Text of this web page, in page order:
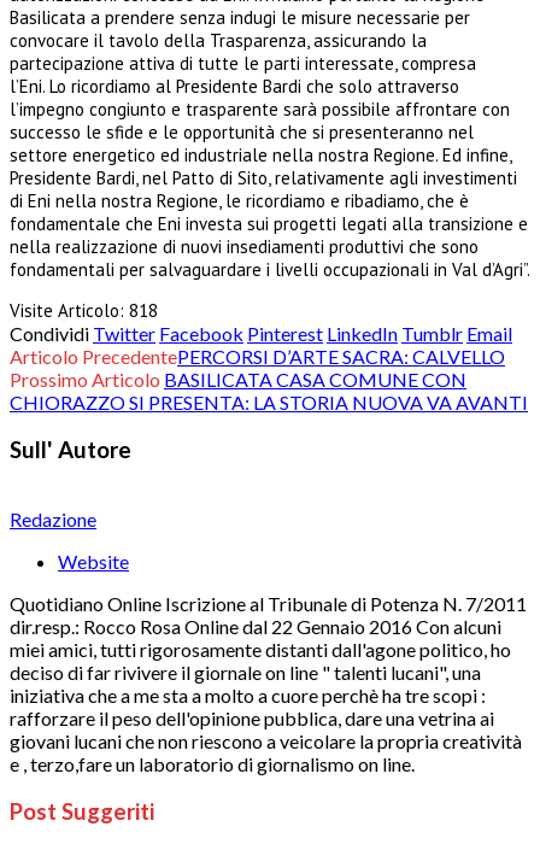
Basilicata a prendere senza indugi le misure necessarie per
convocare il tavolo della Trasparenza, assicurando la
partecipazione attiva di tutte le parti interessate, compresa
l’Eni. Lo ricordiamo al Presidente Bardi che solo attraverso
l’impegno congiunto e trasparente sarà possibile affrontare con
successo le sfide e le opportunità che si presenteranno nel
settore energetico ed industriale nella nostra Regione. Ed infine,
Presidente Bardi, nel Patto di Sito, relativamente agli investimenti
di Eni nella nostra Regione, le ricordiamo e ribadiamo, che è
fondamentale che Eni investa sui progetti legati alla transizione e
nella realizzazione di nuovi insediamenti produttivi che sono
fondamentali per salvaguardare i livelli occupazionali in Val d’Agri”.
Visite Articolo: 818
Condividi Twitter Facebook Pinterest LinkedIn Tumblr Email
Articolo PrecedentePERCORSI D’ARTE SACRA: CALVELLO
Prossimo Articolo BASILICATA CASA COMUNE CON
CHIORAZZO SI PRESENTA: LA STORIA NUOVA VA AVANTI
Sull' Autore
Redazione
Website
Quotidiano Online Iscrizione al Tribunale di Potenza N. 7/2011
dir.resp.: Rocco Rosa Online dal 22 Gennaio 2016 Con alcuni
miei amici, tutti rigorosamente distanti dall'agone politico, ho
deciso di far rivivere il giornale on line " talenti lucani", una
iniziativa che a me sta a molto a cuore perchè ha tre scopi :
rafforzare il peso dell'opinione pubblica, dare una vetrina ai
giovani lucani che non riescono a veicolare la propria creatività
e , terzo,fare un laboratorio di giornalismo on line.
Post Suggeriti